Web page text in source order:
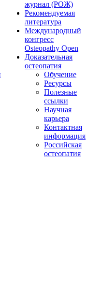
журнал (РОЖ)
Рекомендуемая
литература
Международный
конгресс
Osteopathy Open
Доказательная
остеопатия
Обучение
Ресурсы
Полезные
ссылки
Научная
карьера
Контактная
информация
Российская
остеопатия